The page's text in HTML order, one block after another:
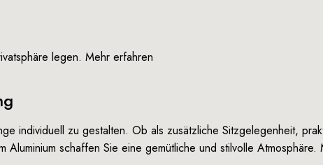
legen. Mehr erfahren
individuell zu gestalten. Ob als zusätzliche Sitzgelegenheit,
schaffen Sie eine gemütliche und stilvolle Atmosphäre.